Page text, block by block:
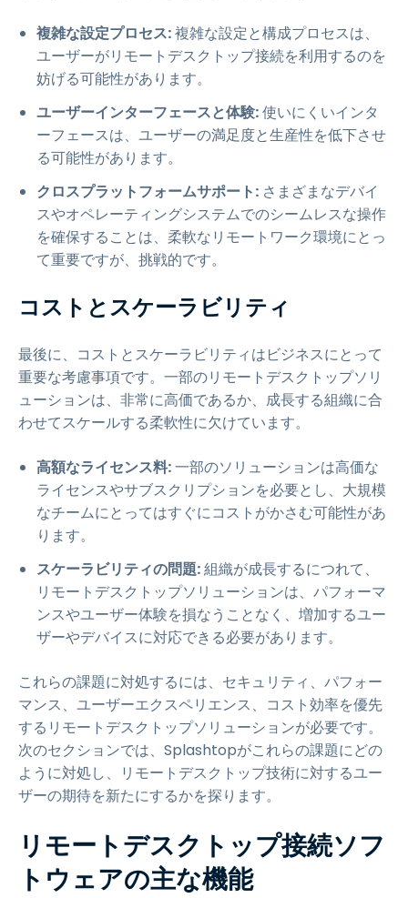
複雑な設定プロセス:複雑な設定と構成プロセスは、
ユーザーがリモートデスクトップ接続を利用するのを
妨げる可能性があります。
ユーザーインターフェースと体験:使いにくいインタ
ーフェースは、ユーザーの満足度と生産性を低下させ
る可能性があります。
クロスプラットフォームサポート: さまざまなデバイ
スやオペレーティングシステムでのシームレスな操作
を確保することは、柔軟なリモートワーク環境にとっ
て重要ですが、挑戦的です。
コストとスケーラビリティ
最後に、コストとスケーラビリティはビジネスにとって
重要な考慮事項です。一部のリモートデスクトップソリ
ューションは、非常に高価であるか、成長する組織に合
わせてスケールする柔軟性に欠けています。
高額なライセンス料:一部のソリューションは高価な
ライセンスやサブスクリプションを必要とし、大規模
なチームにとってはすぐにコストがかさむ可能性があ
ります。
スケーラビリティの問題:組織が成長するにつれて、
リモートデスクトップソリューションは、パフォーマ
ンスやユーザー体験を損なうことなく、増加するユー
ザーやデバイスに対応できる必要があります。
これらの課題に対処するには、セキュリティ、パフォー
マンス、ユーザーエクスペリエンス、コスト効率を優先
するリモートデスクトップソリューションが必要です。
次のセクションでは、Splashtopがこれらの課題にどの
ように対処し、リモートデスクトップ技術に対するユー
ザーの期待を新たにするかを探ります。
リモートデスクトップ接続ソフ
トウェアの主な機能